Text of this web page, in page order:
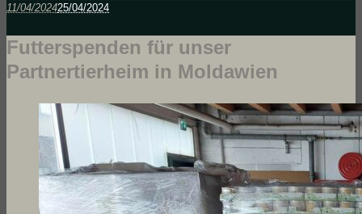
11/04/202425/04/2024
Futterspenden für unser
Partnertierheim in Moldawien